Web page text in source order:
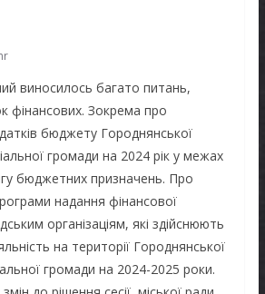
виносилось багато питань,
фінансових. Зокрема про
бюджету Городнянської
громади на 2024 рік у межах
бюджетних призначень. Про
надання фінансової
організаціям, які здійснюють
на території Городнянської
громади на 2024-2025 роки.